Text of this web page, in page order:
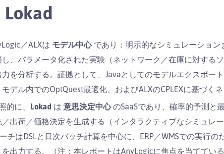
Lokad
／ALXは モデル中心であり：明示的なシミュレーション
、パラメータ化された実験（ネットワーク／在庫に対する
を分析する。証拠として、Javaとしてのモデルエクスポー
モデル内でのOptQuest最適化、およびALXのCPLEXに基づく
的に、 Lokad は 意思決定中心のSaaSであり、確率的予測と
出荷／価格決定を生成する（インタラクティブなシミュレ
チはDSLと日次バッチ計算を中心に、ERP／WMSでの実行の
出力する。（注：本レポートはAnyLogicに焦点を当ててい